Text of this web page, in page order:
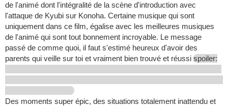
de l'animé dont l'intégralité de la scène d'introduction avec
l'attaque de Kyubi sur Konoha. Certaine musique qui sont
uniquement dans ce film, égalise avec les meilleures musiques
de l'animé qui sont tout bonnement incroyable. Le message
passé de comme quoi, il faut s'estimé heureux d'avoir des
parents qui veille sur toi et vraiment bien trouvé et réussi spoiler:
Des moments super épic, des situations totalement inattendu et